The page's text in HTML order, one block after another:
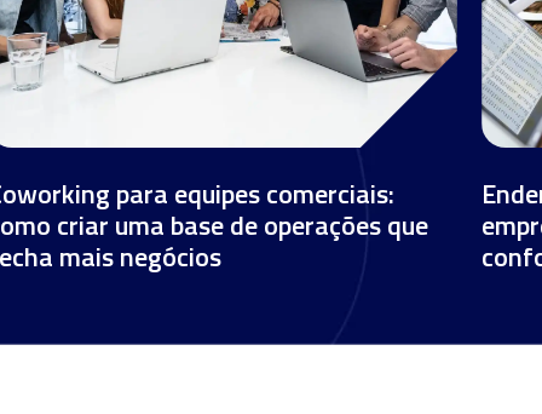
para equipes comerciais:
criar uma base de operações que
mais negócios